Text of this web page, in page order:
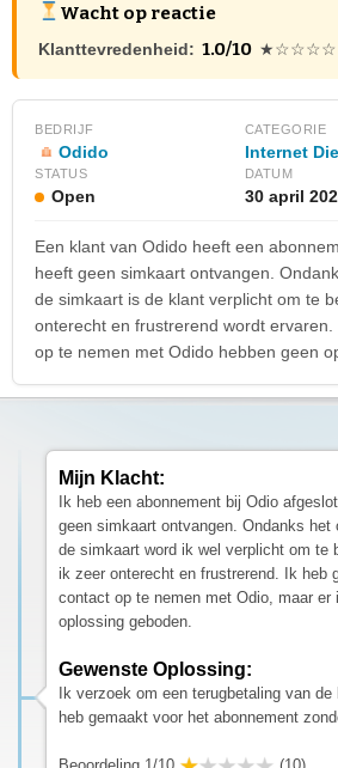
Wacht op reactie
Klanttevredenheid: 1.0/10 ★☆☆☆☆
BEDRIJF
Odido
CATEGORIE
Internet
STATUS
Open
DATUM
30 april
Een klant van Odido heeft een
heeft geen simkaart ontvangen.
de simkaart is de klant verplicht om te
onterecht en frustrerend wordt
op te nemen met Odido hebben geen
Mijn Klacht:
Ik heb een abonnement bij Odio
geen simkaart ontvangen. Ondanks het
de simkaart word ik wel verplicht om te
ik zeer onterecht en frustrerend. Ik heb
contact op te nemen met Odio, maar er
oplossing geboden.
Gewenste Oplossing:
Ik verzoek om een terugbetaling van de
heb gemaakt voor het abonnement